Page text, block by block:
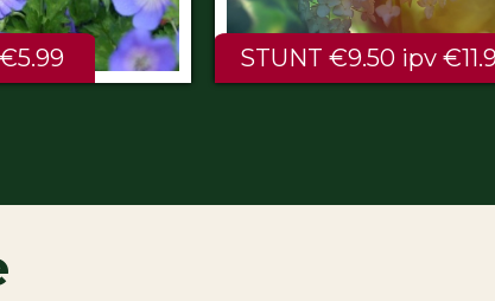
ipv €11.99 ALTIJD LAAG €2.50